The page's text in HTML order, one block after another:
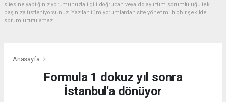
sitesine yaptığınız yorumunuzla ilgili doğrudan veya dolaylı tüm sorumluluğu tek
başınıza üstleniyorsunuz. Yazılan tüm yorumlardan site yönetimi hiçbir şekilde
sorumlu tutulamaz.
Anasayfa
Formula 1 dokuz yıl sonra
İstanbul'a dönüyor